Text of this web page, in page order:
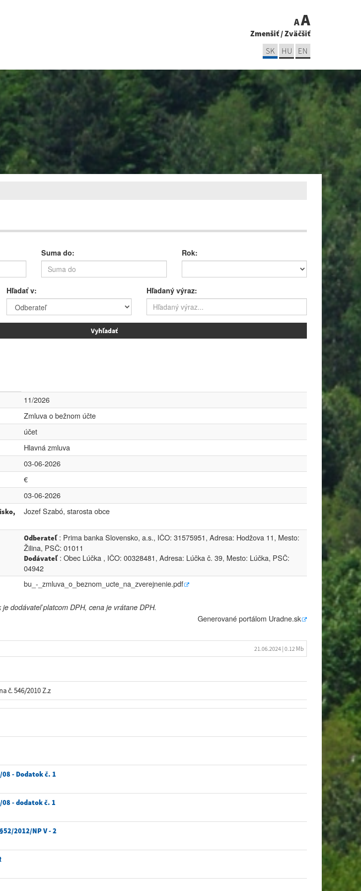
AA
Zmenšiť/Zväčšiť
SK HU EN
Suma do: Rok:
Hľadať v: Hľadaný výraz:
11/2026
Zmluva o bežnom účte
účet
Hlavná zmluva
03-06-2026
€
03-06-2026
Jozef Szabó, starosta obce
Odberateľ: Prima banka Slovensko, a.s., IČO: 31575951, Adresa: Hodžova 11, Mesto:
Žilina, PSČ: 01011
Dodávateľ: Obec Lúčka , IČO: 00328481, Adresa: Lúčka č. 39, Mesto: Lúčka, PSČ:
04942
bu_-_zmluva_o_beznom_ucte_na_zverejnenie.pdf
dodávateľ platcom DPH, cena je vrátane DPH.
Generované portálom Uradne.sk
21.06.2024 | 0.12 Mb
č. 546/2010 Z.z
- Dodatok č. 1
- dodatok č. 1
2012/NP V - 2